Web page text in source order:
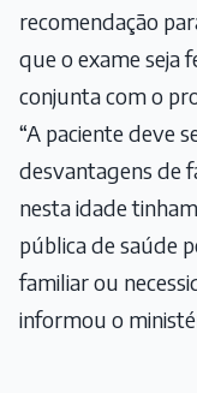
recomendação
que o exame seja
conjunta com o
“A paciente deve
desvantagens de
nesta idade
pública de saúde
familiar ou
informou o